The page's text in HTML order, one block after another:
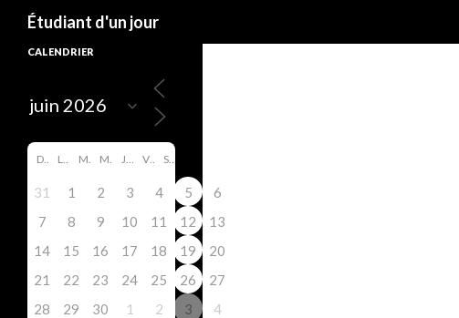
Étudiant d'un jour
Search
CALENDRIER
D L M M J V S
31 1 2 3 4 5
6
7
8 9 10 11 12
13
14
15 16 17 18 19
20
21
22 23 24 25 26
27
28
29 30 1 2 3 4